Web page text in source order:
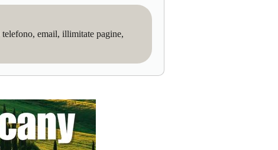
email, illimitate pagine,